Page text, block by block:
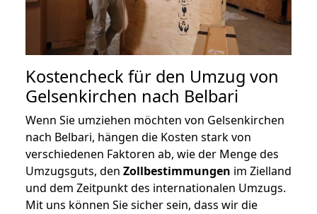
Kostencheck für den Umzug von
Gelsenkirchen nach Belbari
Wenn Sie umziehen möchten von Gelsenkirchen
nach Belbari, hängen die Kosten stark von
verschiedenen Faktoren ab, wie der Menge des
Umzugsguts, den Zollbestimmungen im Zielland
und dem Zeitpunkt des internationalen Umzugs.
Mit uns können Sie sicher sein, dass wir die